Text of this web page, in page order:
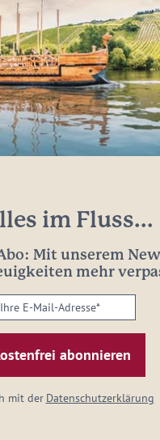
im Fluss...
Mit unserem
mehr
mit der Datenschutzerklärung